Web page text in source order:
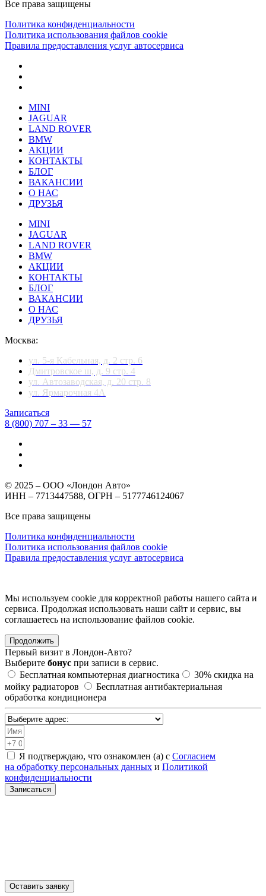
Все права защищены
Политика конфиденциальности
Политика использования файлов cookie
Правила предоставления услуг автосервиса
MINI
JAGUAR
LAND ROVER
BMW
АКЦИИ
КОНТАКТЫ
БЛОГ
ВАКАНСИИ
О НАС
ДРУЗЬЯ
MINI
JAGUAR
LAND ROVER
BMW
АКЦИИ
КОНТАКТЫ
БЛОГ
ВАКАНСИИ
О НАС
ДРУЗЬЯ
Москва:
ул. 5-я Кабельная, д. 2 стр. 6
Дмитровское ш, д. 9 стр. 4
ул. Автозаводская, д. 20 стр. 8
ул. Ярмарочная 4А
Записаться
8 (800) 707 – 33 — 57
© 2025 – ООО «Лондон Авто»
ИНН – 7713447588, ОГРН – 5177746124067
Все права защищены
Политика конфиденциальности
Политика использования файлов cookie
Правила предоставления услуг автосервиса
Мы используем cookie для корректной работы нашего сайта и
сервиса. Продолжая использовать наши сайт и сервис, вы
соглашаетесь на использование файлов сookie.
Продолжить
Первый визит в Лондон-Авто?
Выберите бонус при записи в сервис.
Бесплатная компьютерная диагностика
30% скидка на
мойку радиаторов
Бесплатная антибактериальная
обработка кондиционера
Я подтверждаю, что ознакомлен (а) с Согласием
на обработку персональных данных и Политикой
конфиденциальности
Записаться
Оставить заявку